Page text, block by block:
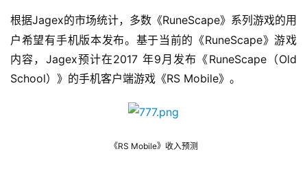
3
0
日
根据Jagex的市场统计，多数《RuneScape》系列游戏的用
户希望有手机版本发布。基于当前的《RuneScape》游戏
内容，Jagex预计在2017 年9月发布《RuneScape（Old
School）》的手机客户端游戏 《RS Mobile》。
《RS Mobile》收入预测